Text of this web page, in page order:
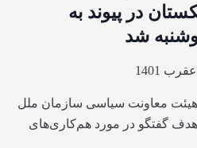
در پیوند به
شد
معاونت سیاسی سازمان ملل
هدف گفتگو در مورد هم‌کاری‌های